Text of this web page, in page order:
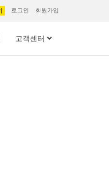
로그인 회원가입
고객센터